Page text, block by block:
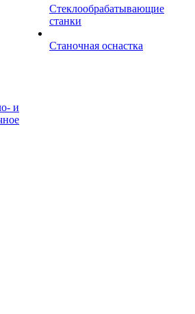
и
Стеклообрабатывающие
станки
Станочная оснастка